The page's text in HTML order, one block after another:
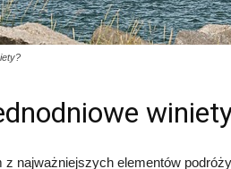
z najważniejszych elementów